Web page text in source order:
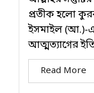
প্রতীক হলো
ইসমাইল (আ.)-
আত্মত্যাগের
Read More